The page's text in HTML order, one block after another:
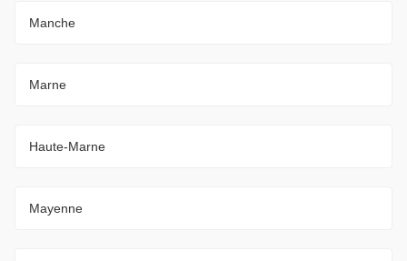
Manche
Marne
Haute-Marne
Mayenne